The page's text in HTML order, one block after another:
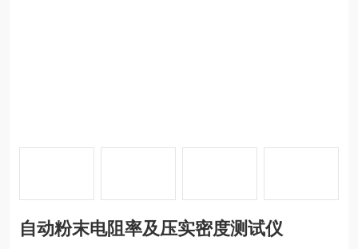
自动粉末电阻率及压实密度测试仪